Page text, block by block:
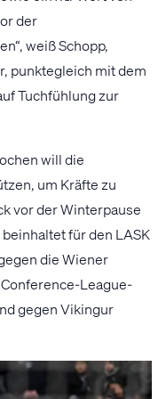
der
weiß Schopp,
punktegleich mit dem
Tuchfühlung zur
will die
um Kräfte zu
vor der Winterpause
für den LASK
die Wiener
League-
gegen Vikingur